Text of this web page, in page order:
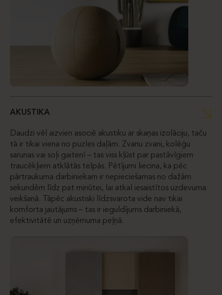
AKUSTIKA
Daudzi vēl aizvien asociē akustiku ar skaņas izolāciju, taču
tā ir tikai viena no puzles daļām. Zvanu zvani, kolēģu
sarunas vai soļi gaitenī – tas viss kļūst par pastāvīgiem
traucēkļiem atklātās telpās. Pētījumi liecina, ka pēc
pārtraukuma darbiniekam ir nepieciešamas no dažām
sekundēm līdz pat minūtei, lai atkal iesaistītos uzdevuma
veikšanā. Tāpēc akustiski līdzsvarota vide nav tikai
komforta jautājums – tas ir ieguldījums darbiniekā,
efektivitātē un uzņēmuma peļņā.